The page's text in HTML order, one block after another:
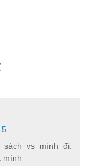
vs mình đi.
mình